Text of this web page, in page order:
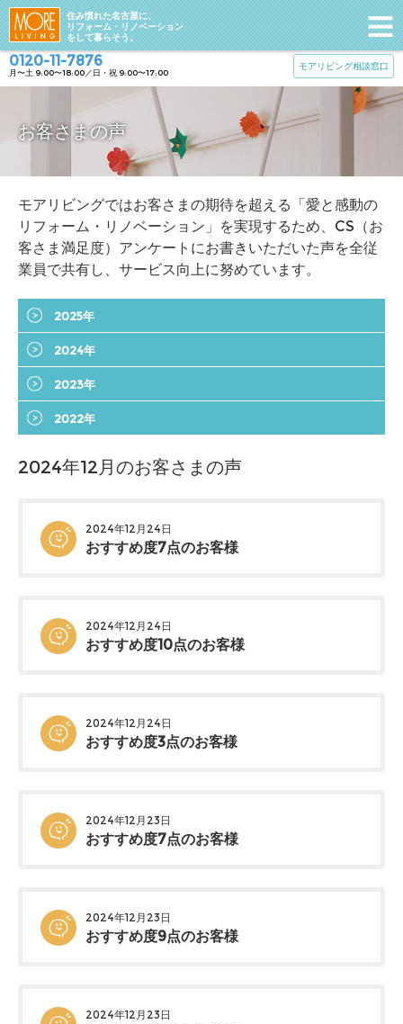
住み慣れた名古屋に、
リフォーム・リノベーション
をして暮らそう。
0120-11-7876
月〜土 9:00〜18:00／日・祝 9:00〜17:00
モアリビング相談窓口
お客さまの声
モアリビングではお客さまの期待を超える「愛と感動の
リフォーム・リノベーション」を実現するため、CS（お
客さま満足度）アンケートにお書きいただいた声を全従
業員で共有し、サービス向上に努めています。
2025年
2024年
2023年
2022年
2024年12月のお客さまの声
2024年12月24日
おすすめ度7点のお客様
2024年12月24日
おすすめ度10点のお客様
2024年12月24日
おすすめ度3点のお客様
2024年12月23日
おすすめ度7点のお客様
2024年12月23日
おすすめ度9点のお客様
2024年12月23日